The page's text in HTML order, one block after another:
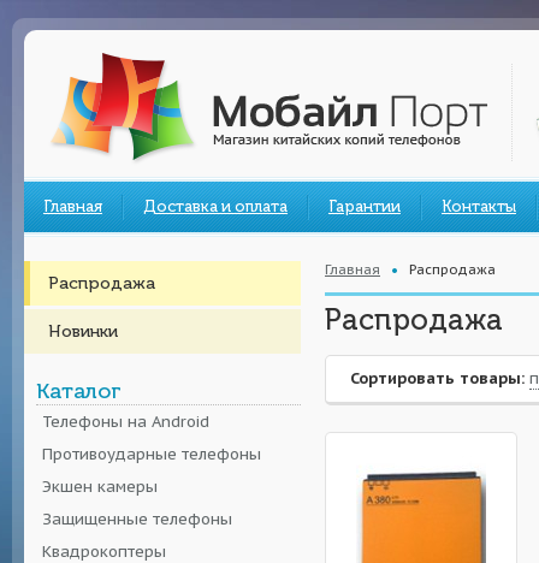
Главная Доставка и оплата Гарантии Контакты
Распродажа
Новинки
Каталог
Телефоны на Android
Противоударные телефоны
Экшен камеры
Защищенные телефоны
Квадрокоптеры
Главная Распродажа
Распродажа
Сортировать товары: